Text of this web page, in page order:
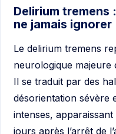
Delirium tremens
ne jamais ignorer
Le delirium tremens
neurologique majeure
Il se traduit par des
désorientation sévère
intenses,
jours après l’arrêt de